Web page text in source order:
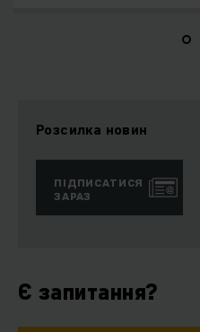
Розсилка новин
ПІДПИСАТИСЯ
ЗАРАЗ
Є запитання?